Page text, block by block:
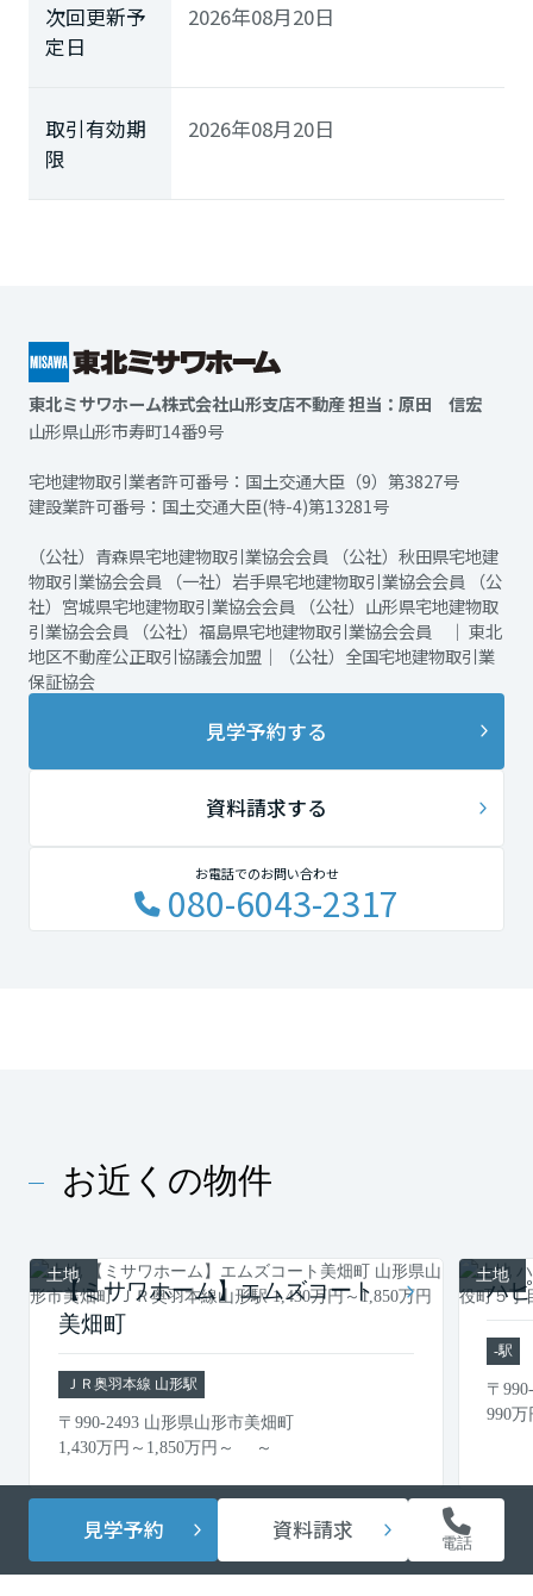
次回更新予
定日
2026年08月20日
取引有効期
限
2026年08月20日
東北ミサワホーム株式会社山形支店不動産 担当：原田 信宏
山形県山形市寿町14番9号
宅地建物取引業者許可番号：国土交通大臣（9）第3827号
建設業許可番号：国土交通大臣(特-4)第13281号
（公社）青森県宅地建物取引業協会会員 （公社）秋田県宅地建
物取引業協会会員 （一社）岩手県宅地建物取引業協会会員 （公
社）宮城県宅地建物取引業協会会員 （公社）山形県宅地建物取
引業協会会員 （公社）福島県宅地建物取引業協会会員 ｜ 東北
地区不動産公正取引協議会加盟｜（公社）全国宅地建物取引業
保証協会
見学予約する
資料請求する
お電話でのお問い合わせ
080-6043-2317
見学予約 資料請求 電話
お近くの物件
土地
【ミサワホーム】エムズコート
美畑町
ＪＲ奥羽本線 山形駅
〒990-2493 山形県山形市美畑町
1,430万円 ～ 1,850万円 ～ ～
土地
ハ
-駅
〒
990万